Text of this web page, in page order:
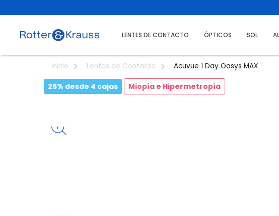
LENTES DE CONTACTO ÓPTICOS SOL
Inicio Lentes de Contacto Acuvue 1 Day Oasys MAX
25% desde 4 cajas Miopía e Hipermetropía